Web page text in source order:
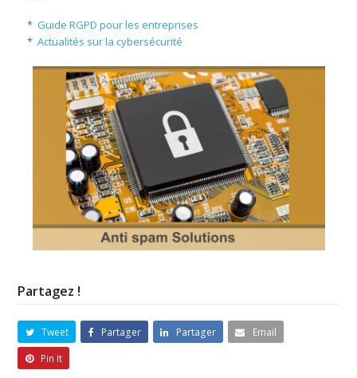
*Guide RGPD pour les entreprises
*Actualités sur la cybersécurité
Partagez !
Tweet Partager Partager
Email
Pin It